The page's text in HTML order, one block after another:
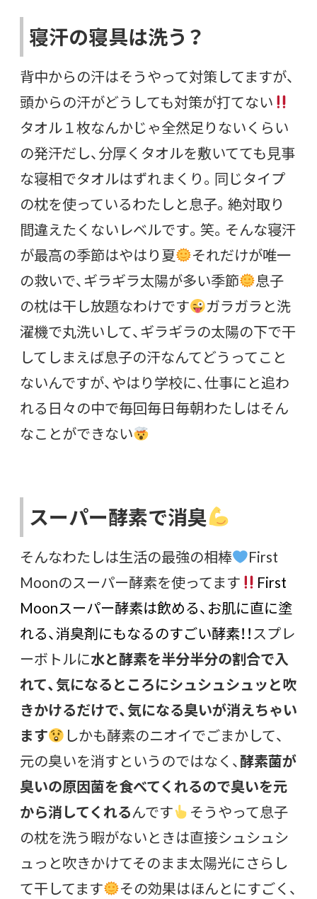
寝汗の寝具は洗う？
背中からの汗はそうやって対策してますが、
頭からの汗がどうしても対策が打てない
タオル１枚なんかじゃ全然足りないくらい
の発汗だし、分厚くタオルを敷いてても見事
な寝相でタオルはずれまくり。同じタイプ
の枕を使っているわたしと息子。絶対取り
間違えたくないレベルです。笑。そんな寝汗
が最高の季節はやはり夏
それだけが唯一
の救いで、ギラギラ太陽が多い季節
息子
の枕は干し放題なわけです
ガラガラと洗
濯機で丸洗いして、ギラギラの太陽の下で干
してしまえば息子の汗なんてどうってこと
ないんですが、やはり学校に、仕事にと追わ
れる日々の中で毎回毎日毎朝わたしはそん
なことができない
スーパー酵素で消臭
そんなわたしは生活の最強の相棒
First
Moonのスーパー酵素を使ってます
First
Moonスーパー酵素は飲める、お肌に直に塗
れる、消臭剤にもなるのすごい酵素！！スプレ
ーボトルに水と酵素を半分半分の割合で入
れて、気になるところにシュシュシュッと吹
きかけるだけで、気になる臭いが消えちゃい
ます
しかも酵素のニオイでごまかして、
元の臭いを消すというのではなく、 酵素菌が
臭いの原因菌を食べてくれるので臭いを元
から消してくれるんです
そうやって息子
の枕を洗う暇がないときは直接シュシュシ
ュっと吹きかけてそのまま太陽光にさらし
て干してます
その効果はほんとにすごく、